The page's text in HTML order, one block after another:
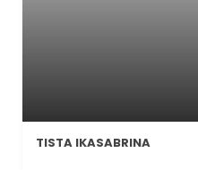
TISTA IKASABRINA